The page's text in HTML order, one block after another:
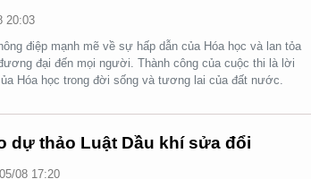
20:03
điệp mạnh mẽ về sự hấp dẫn của Hóa học và lan tỏa
đại đến mọi người. Thành công của cuộc thi là lời
Hóa học trong đời sống và tương lai của đất nước.
dự thảo Luật Dầu khí sửa đổi
05/08 17:20